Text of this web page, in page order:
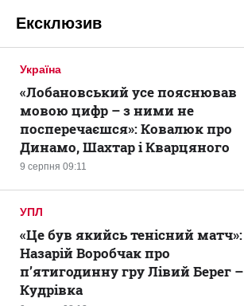
Ексклюзив
Україна
9 серпня 09:11
«Лобановський усе пояснював
мовою цифр – з ними не
посперечаєшся»: Ковалюк про
Динамо, Шахтар і Кварцяного
УПЛ
«Це був якийсь тенісний матч»:
Назарій Воробчак про
п’ятигодинну гру Лівий Берег –
Кудрівка